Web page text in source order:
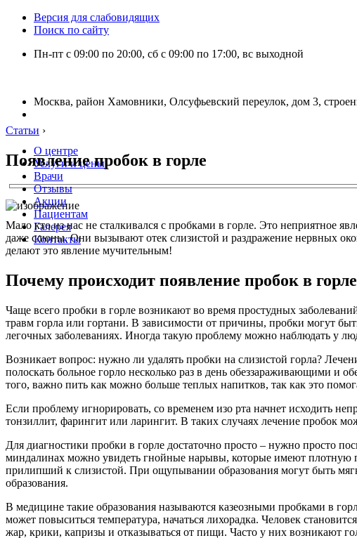
Версия для слабовидящих
Поиск по сайту
Пн-пт с 09:00 по 20:00, сб с 09:00 по 17:00, вс выходной
Москва, район Хамовники, Олсуфьевский переулок, дом 3,
О центре
Услуги и цены
Врачи
Отзывы
Акции
Пациентам
Галерея
Контакты
Статьи ›
Появление пробок в горле
Мало кто из нас не сталкивался с пробками в горле. Это неприятное
даже слюны. Они вызывают отек слизистой и раздражение нервных
делают это явление мучительным!
Почему происходит появление пробок в горле
Чаще всего пробки в горле возникают во время простудных
травм горла или гортани. В зависимости от причины, пробки могут
легочных заболеваниях. Иногда такую проблему можно наблюдать у
Возникает вопрос: нужно ли удалять пробки на слизистой горла?
полоскать больное горло несколько раз в день обеззараживающими
того, важно пить как можно больше теплых напитков, так как это
Если проблему игнорировать, со временем изо рта начнет исходить
тонзиллит, фарингит или ларингит. В таких случаях лечение пробок
Для диагностики пробки в горле достаточно просто – нужно просто
миндалинах можно увидеть гнойные нарывы, которые имеют плотную
прилипший к слизистой. При ощупывании образования могут быть
образования.
В медицине такие образования называются казеозными пробками в
может повыситься температура, начаться лихорадка. Человек
жар, крики, капризы и отказываться от пищи. Часто у них возникают